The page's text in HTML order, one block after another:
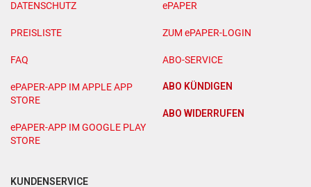
DATENSCHUTZ
PREISLISTE
FAQ
ePAPER-APP IM APPLE APP
STORE
ePAPER-APP IM GOOGLE PLAY
STORE
ePAPER
ZUM ePAPER-LOGIN
ABO-SERVICE
ABO KÜNDIGEN
ABO WIDERRUFEN
KUNDENSERVICE